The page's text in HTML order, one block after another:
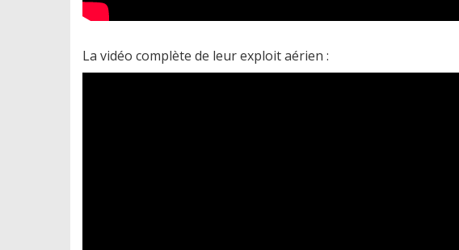
La vidéo complète de leur exploit aérien :